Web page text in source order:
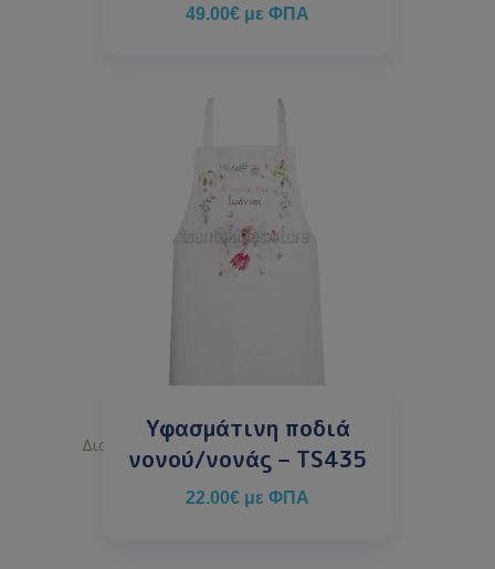
49.00€ με ΦΠΑ
Υφασμάτινη ποδιά
νονού/νονάς – TS435
22.00€ με ΦΠΑ
Διαθέσιμο κατόπιν παραγγελίας